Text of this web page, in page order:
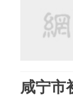
咸宁市